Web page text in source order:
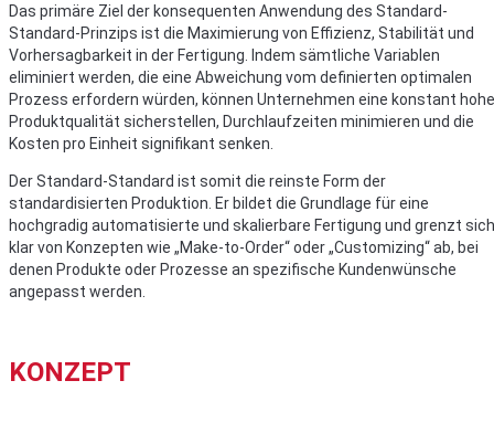
Das primäre Ziel der konsequenten Anwendung des Standard-
Standard-Prinzips ist die Maximierung von Effizienz, Stabilität und
Vorhersagbarkeit in der Fertigung. Indem sämtliche Variablen
eliminiert werden, die eine Abweichung vom definierten optimalen
Prozess erfordern würden, können Unternehmen eine konstant hohe
Produktqualität sicherstellen, Durchlaufzeiten minimieren und die
Kosten pro Einheit signifikant senken.
Der Standard-Standard ist somit die reinste Form der
standardisierten Produktion. Er bildet die Grundlage für eine
hochgradig automatisierte und skalierbare Fertigung und grenzt sich
klar von Konzepten wie „Make-to-Order“ oder „Customizing“ ab, bei
denen Produkte oder Prozesse an spezifische Kundenwünsche
angepasst werden.
KONZEPT